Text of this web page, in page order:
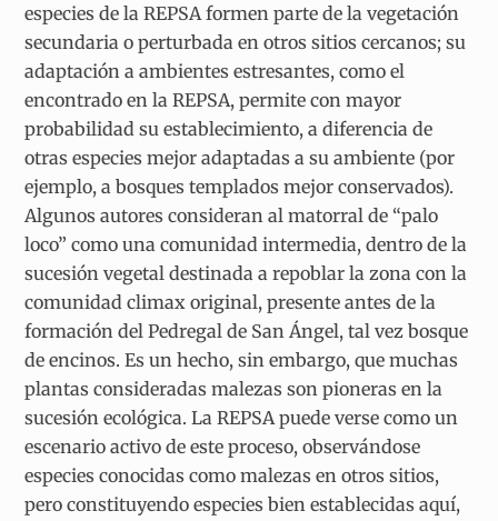
especies de la REPSA formen parte de la vegetación
secundaria o perturbada en otros sitios cercanos; su
adaptación a ambientes estresantes, como el
encontrado en la REPSA, permite con mayor
probabilidad su establecimiento, a diferencia de
otras especies mejor adaptadas a su ambiente (por
ejemplo, a bosques templados mejor conservados).
Algunos autores consideran al matorral de “palo
loco” como una comunidad intermedia, dentro de la
sucesión vegetal destinada a repoblar la zona con la
comunidad climax original, presente antes de la
formación del Pedregal de San Ángel, tal vez bosque
de encinos. Es un hecho, sin embargo, que muchas
plantas consideradas malezas son pioneras en la
sucesión ecológica. La REPSA puede verse como un
escenario activo de este proceso, observándose
especies conocidas como malezas en otros sitios,
pero constituyendo especies bien establecidas aquí,